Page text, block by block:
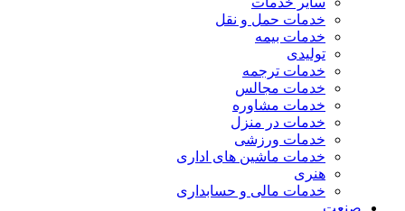
خدمات حمل و نقل
خدمات بیمه
تولیدی
خدمات ترجمه
خدمات مجالس
خدمات مشاوره
خدمات در منزل
خدمات ورزشی
خدمات ماشین های اداری
هنری
خدمات مالی و حسابداری